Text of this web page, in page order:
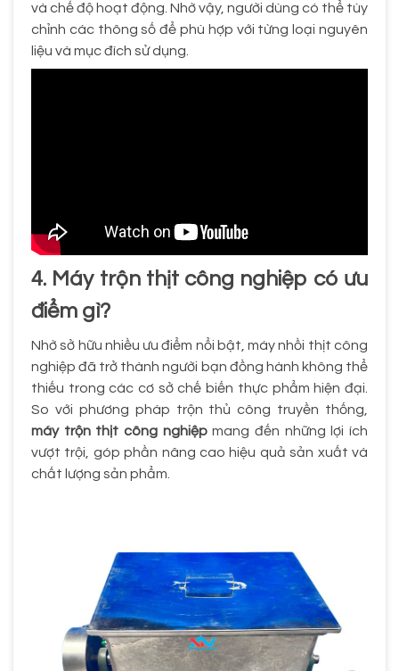
và chế độ hoạt động. Nhờ vậy, người dùng có thể tùy
chỉnh các thông số để phù hợp với từng loại nguyên
liệu và mục đích sử dụng.
4. Máy trộn thịt công nghiệp có ưu
điểm gì?
Nhờ sở hữu nhiều ưu điểm nổi bật, máy nhồi thịt công
nghiệp đã trở thành người bạn đồng hành không thể
thiếu trong các cơ sở chế biến thực phẩm hiện đại.
So với phương pháp trộn thủ công truyền thống,
máy trộn thịt công nghiệpmang đến những lợi ích
vượt trội, góp phần nâng cao hiệu quả sản xuất và
chất lượng sản phẩm.